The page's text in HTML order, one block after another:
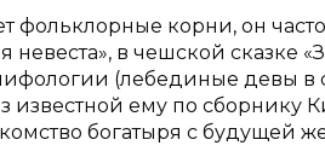
корни, он часто
невеста», в чешской сказке
(лебединые девы
известной ему по
богатыря с будущей